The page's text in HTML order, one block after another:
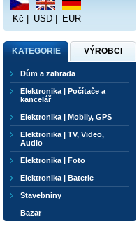
Kč USD EUR
KATEGORIE VÝROBCI
Dům a zahrada
Elektronika | Počítače a
kancelář
Elektronika | Mobily, GPS
Elektronika | TV, Video,
Audio
Elektronika | Foto
Elektronika | Baterie
Stavebniny
Bazar